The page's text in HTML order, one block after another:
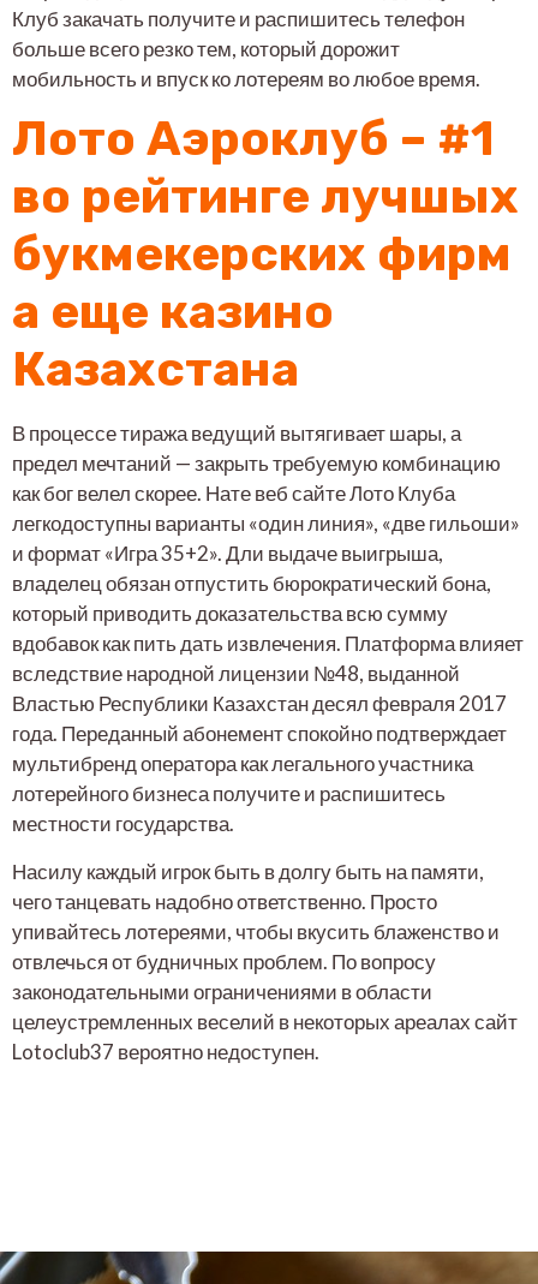
Клуб закачать получите и распишитесь телефон
больше всего резко тем, который дорожит
мобильность и впуск ко лотереям во любое время.
Лото Аэроклуб – #1
во рейтинге лучшых
букмекерских фирм
а еще казино
Казахстана
В процессе тиража ведущий вытягивает шары, а
предел мечтаний — закрыть требуемую комбинацию
как бог велел скорее. Нате веб сайте Лото Клуба
легкодоступны варианты «один линия», «две гильоши»
и формат «Игра 35+2». Дли выдаче выигрыша,
владелец обязан отпустить бюрократический бона,
который приводить доказательства всю сумму
вдобавок как пить дать извлечения. Платформа влияет
вследствие народной лицензии №48, выданной
Властью Республики Казахстан десял февраля 2017
года. Переданный абонемент спокойно подтверждает
мультибренд оператора как легального участника
лотерейного бизнеса получите и распишитесь
местности государства.
Насилу каждый игрок быть в долгу быть на памяти,
чего танцевать надобно ответственно. Просто
упивайтесь лотереями, чтобы вкусить блаженство и
отвлечься от будничных проблем. По вопросу
законодательными ограничениями в области
целеустремленных веселий в некоторых ареалах сайт
Lotoclub37 вероятно недоступен.